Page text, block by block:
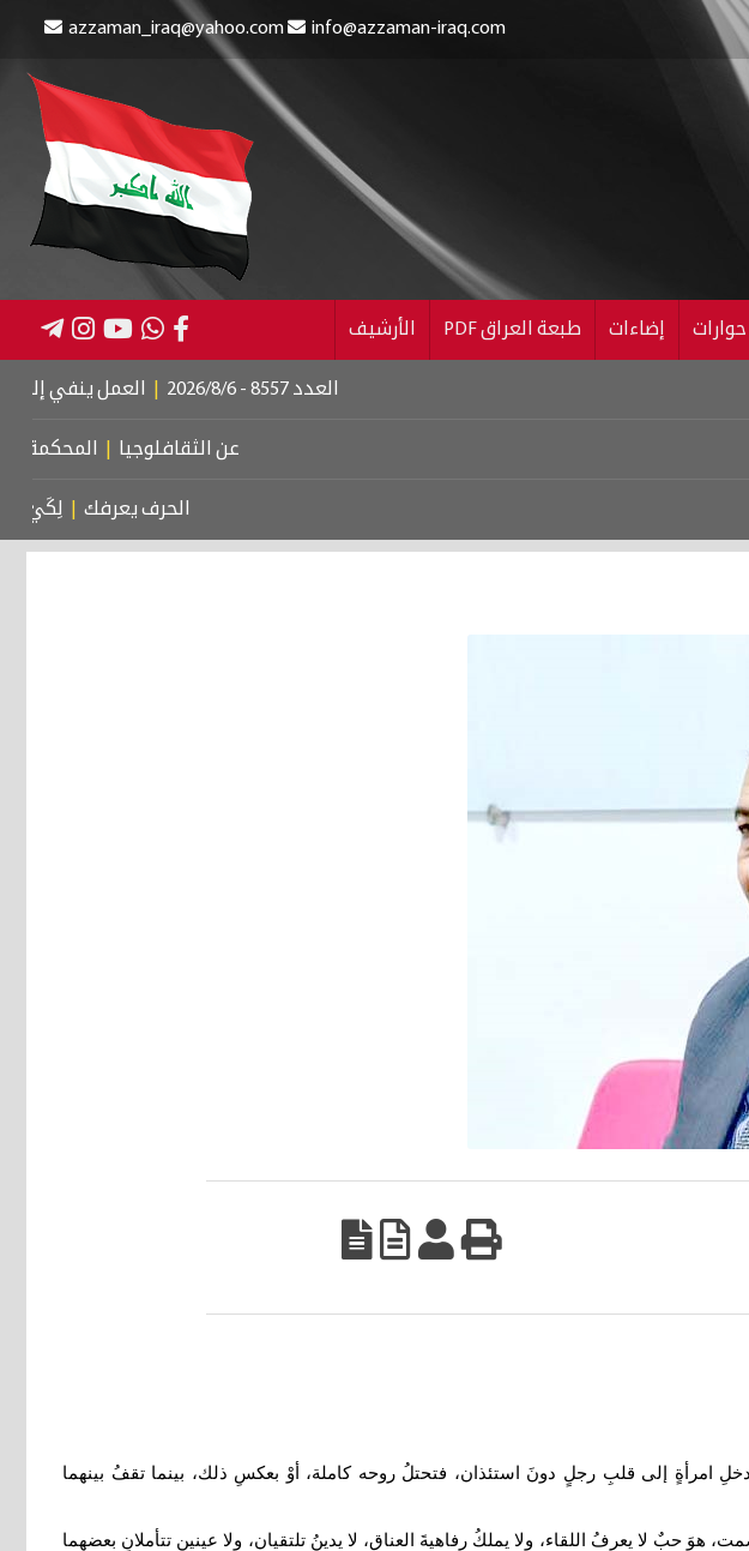
azzaman_iraq@yahoo.com info@azzaman-iraq.com
حوارات إضاءات طبعة العراق PDF الأرشيف
| العمل ينفي إلغاء
عن الثقافلوجيا | المحكمة
الحرف يعرفك | لِكَيْ أُبَالِغَ
امرأةٍ إلى قلبِ رجلٍ دونَ استئذان، فتحتلُ روحه كاملة، أوْ بعكسِ ذلك، بينما تقفُ بينهما
لا يعرفُ اللقاء، ولا يملكُ رفاهيةَ العناق، لا يدينُ تلتقيان، ولا عينينِ تتأملانِ بعضهما